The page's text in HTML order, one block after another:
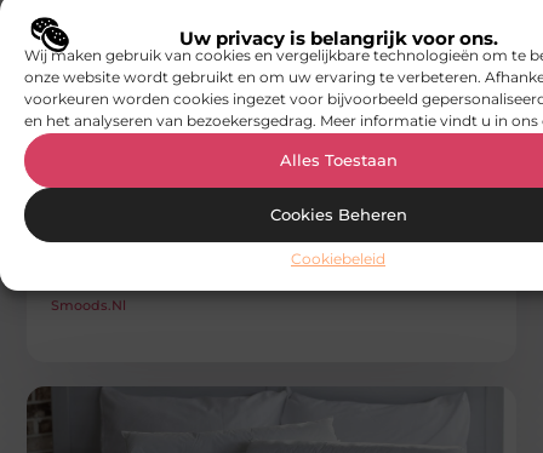
Uw privacy is belangrijk voor ons.
Wij maken gebruik van cookies en vergelijkbare technologieën om te
onze website wordt gebruikt en om uw ervaring te verbeteren.
voorkeuren worden cookies ingezet voor bijvoorbeeld
en het analyseren van bezoekersgedrag. Meer informatie vindt u in ons
Alles Toestaan
Cookies Beheren
Cookiebeleid
Bij het ontwerpen van een nieuwe badkamer spelen
tegels een cruciale rol. Ze bepalen de sfeer en stijl van
Smoods.nl